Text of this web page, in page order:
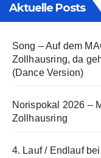
Aktuelle Posts
Song – Auf dem
Zollhausring, da
(Dance Version)
Norispokal 2026 –
Zollhausring
4. Lauf / Endlauf